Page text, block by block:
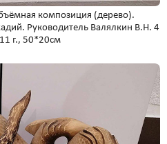
композиция (дерево).
Руководитель Валялкин В.Н. 4
г., 50*20см